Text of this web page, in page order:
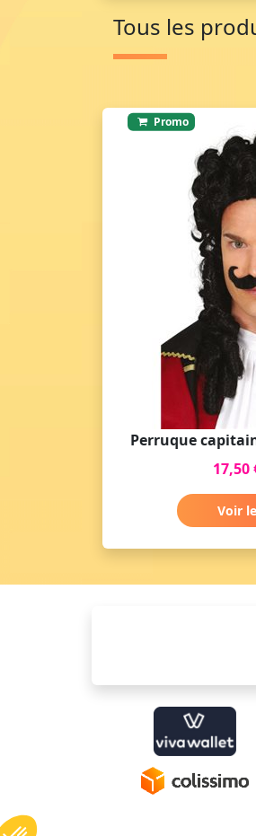
Tous les
Promo
Perruque
17,50
Voir